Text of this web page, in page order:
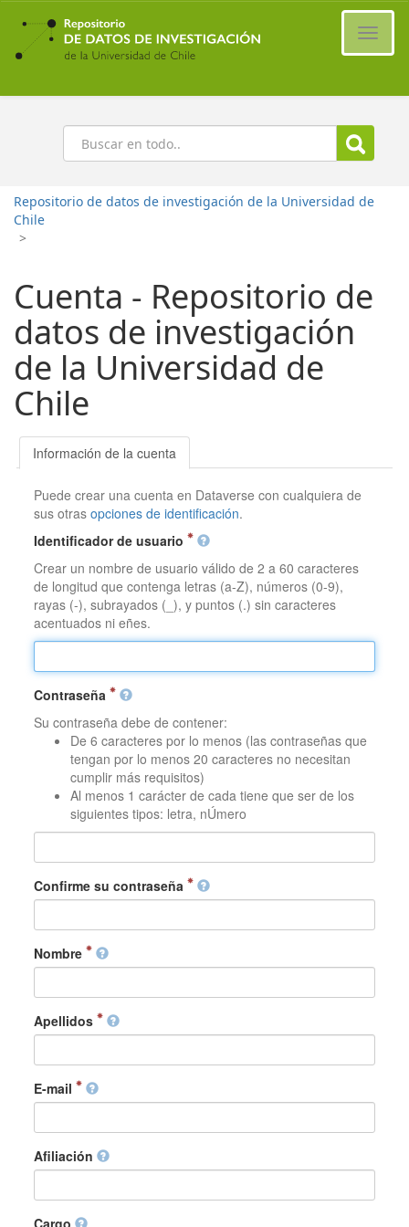
Ir
contenido
principal
Buscar
Repositorio de datos de investigación de la Universidad de
Chile
>
Cuenta - Repositorio de
datos de investigación
de la Universidad de
Chile
Información de la cuenta
Puede crear una cuenta en Dataverse con cualquiera de
sus otrasopciones de identificación.
Identificador de usuario
Crear un nombre de usuario válido de 2 a 60 caracteres
de longitud que contenga letras (a-Z), números (0-9),
rayas (-), subrayados (_), y puntos (.) sin caracteres
acentuados ni eñes.
Contraseña
Su contraseña debe de contener:
De 6 caracteres por lo menos (las contraseñas que
tengan por lo menos 20 caracteres no necesitan
cumplir más requisitos)
Al menos 1 carácter de cada tiene que ser de los
siguientes tipos: letra, nÚmero
Confirme su contraseña
Nombre
Apellidos
E-mail
Afiliación
Cargo